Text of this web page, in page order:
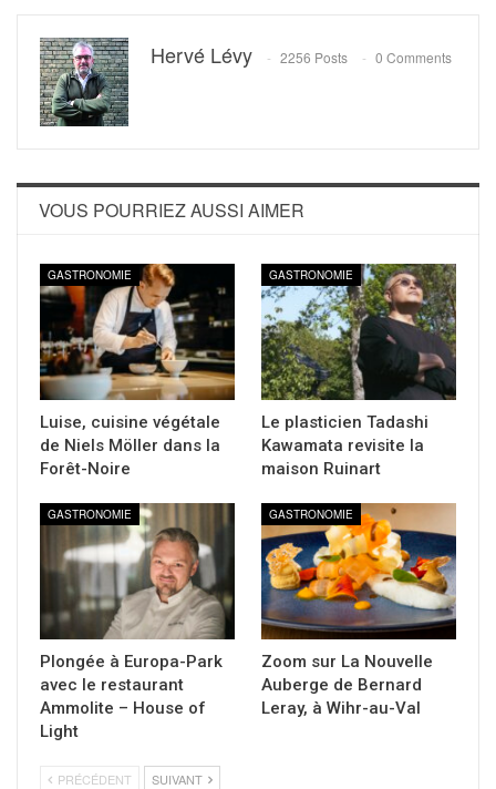
Hervé Lévy 2256 Posts 0 Comments
VOUS POURRIEZ AUSSI AIMER
GASTRONOMIE
Luise, cuisine végétale
de Niels Möller dans la
Forêt-Noire
GASTRONOMIE
Le plasticien Tadashi
Kawamata revisite la
maison Ruinart
GASTRONOMIE
Plongée à Europa-Park
avec le restaurant
Ammolite – House of
Light
GASTRONOMIE
Zoom sur La Nouvelle
Auberge de Bernard
Leray, à Wihr-au-Val
PRÉCÉDENT SUIVANT